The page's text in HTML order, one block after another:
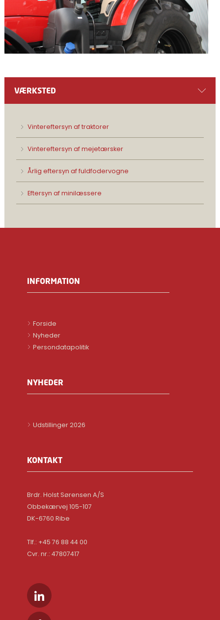
VÆRKSTED
Vintereftersyn af traktorer
Vintereftersyn af mejetærsker
Årlig eftersyn af fuldfodervogne
Eftersyn af minilæssere
INFORMATION
Forside
Nyheder
Persondatapolitik
NYHEDER
Udstillinger 2026
KONTAKT
Brdr. Holst Sørensen A/S
Obbekærvej 105-107
DK-6760 Ribe
Tlf.: +45 76 88 44 00
Cvr. nr.: 47807417